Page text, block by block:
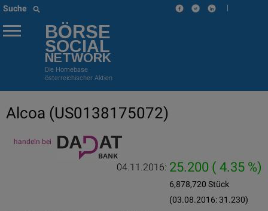
Suche |
BÖRSE
SOCIAL
NETWORK
Die Homebase
österreichischer Aktien
Alcoa (US0138175072)
handeln bei
04.11.2016: 25.200 ( 4.35 %)
6,878,720 Stück
(03.08.2016: 31.230)